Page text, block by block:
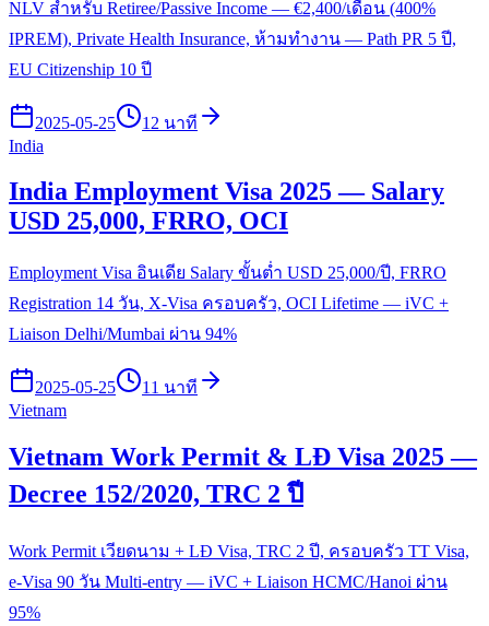
NLV สำหรับ Retiree/Passive Income — €2,400/เดือน (400%
IPREM), Private Health Insurance, ห้ามทำงาน — Path PR 5 ปี,
EU Citizenship 10 ปี
2025-05-25
12 นาที
India
India Employment Visa 2025 — Salary
USD 25,000, FRRO, OCI
Employment Visa อินเดีย Salary ขั้นต่ำ USD 25,000/ปี, FRRO
Registration 14 วัน, X-Visa ครอบครัว, OCI Lifetime — iVC +
Liaison Delhi/Mumbai ผ่าน 94%
2025-05-25
11 นาที
Vietnam
Vietnam Work Permit & LĐ Visa 2025 —
Decree 152/2020, TRC 2 ปี
Work Permit เวียดนาม + LĐ Visa, TRC 2 ปี, ครอบครัว TT Visa,
e-Visa 90 วัน Multi-entry — iVC + Liaison HCMC/Hanoi ผ่าน
95%